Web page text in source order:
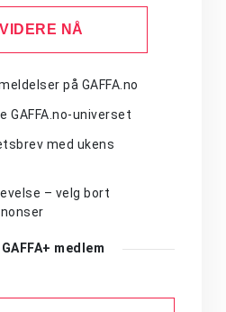
NÅ
på GAFFA.no
GAFFA.no-universet
med ukens
– velg bort
medlem